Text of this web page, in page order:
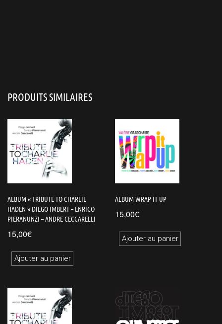
PRODUITS SIMILAIRES
ALBUM « TRIBUTE TO CHARLIE
HADEN » DIEGO IMBERT – ENRICO
PIERANUNZI – ANDRE CECCARELLI
15,00€
Ajouter au panier
ALBUM WRAP IT UP
15,00€
Ajouter au panier